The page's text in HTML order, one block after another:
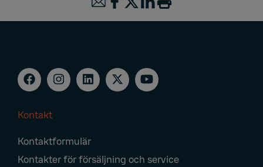
Navigation
Kontakt
Kontaktformulär
Kontakter för försäljning och service